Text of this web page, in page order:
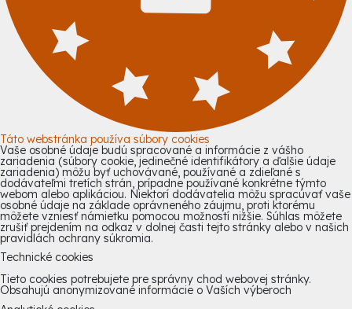
Táto webstránka používa súbory cookies
Vaše osobné údaje budú spracované a informácie z vášho
zariadenia (súbory cookie, jedinečné identifikátory a ďalšie údaje
zariadenia) môžu byť uchovávané, používané a zdieľané s
dodávateľmi tretích strán, prípadne používané konkrétne týmto
webom alebo aplikáciou. Niektorí dodávatelia môžu spracúvať vaše
osobné údaje na základe oprávneného záujmu, proti ktorému
môžete vzniesť námietku pomocou možností nižšie. Súhlas môžete
zrušiť prejdením na odkaz v dolnej časti tejto stránky alebo v našich
pravidlách ochrany súkromia.
Technické cookies
Tieto cookies potrebujete pre správny chod webovej stránky.
Obsahujú anonymizované informácie o Vaších výberoch